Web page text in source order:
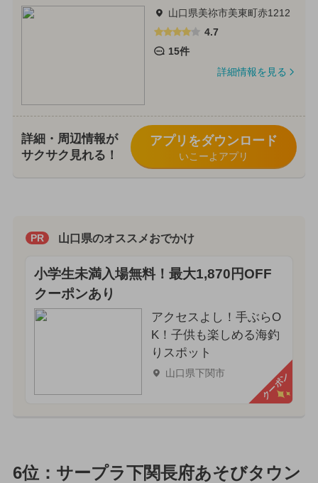
山口県美祢市美東町赤1212
4.7
15件
詳細情報を見る
詳細・周辺情報が
サクサク見れる！
アプリをダウンロード
いこーよアプリ
PR 山口県のオススメおでかけ
小学生未満入場無料！最大1,870円OFF
クーポンあり
アクセスよし！手ぶらO
K！子供も楽しめる海釣
りスポット
山口県下関市 クーポン
6位：サープラ下関長府あそびタウン